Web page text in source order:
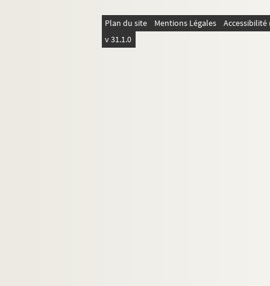
Plan du site Mentions Légales
v 31.1.0